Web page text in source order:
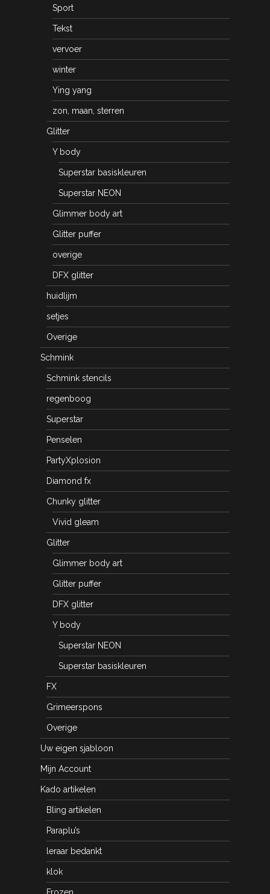
Sport
Tekst
vervoer
winter
Ying yang
zon, maan, sterren
Glitter
Y body
Superstar basiskleuren
Superstar NEON
Glimmer body art
Glitter puffer
overige
DFX glitter
huidlijm
setjes
Overige
Schmink
Schmink stencils
regenboog
Superstar
Penselen
PartyXplosion
Diamond fx
Chunky glitter
Vivid gleam
Glitter
Glimmer body art
Glitter puffer
DFX glitter
Y body
Superstar NEON
Superstar basiskleuren
FX
Grimeerspons
Overige
Uw eigen sjabloon
Mijn Account
Kado artikelen
Bling artikelen
Paraplu’s
leraar bedankt
klok
Frozen